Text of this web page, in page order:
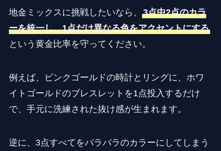
地金ミックスに挑戦したいなら、 3点中2点のカラ
ーを統一し、1点だけ異なる色をアクセントにする
という黄金比率を守ってください。
例えば、ピンクゴールドの時計とリングに、ホワ
イトゴールドのブレスレットを1点投入するだけ
で、手元に洗練された抜け感が生まれます。
逆に、3点すべてをバラバラのカラーにしてしまう